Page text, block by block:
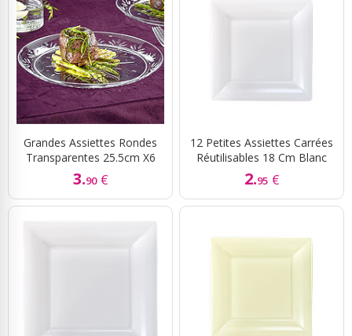
Grandes Assiettes Rondes
Transparentes 25.5cm X6
3.90 €
12 Petites Assiettes Carrées
Réutilisables 18 Cm Blanc
2.95 €